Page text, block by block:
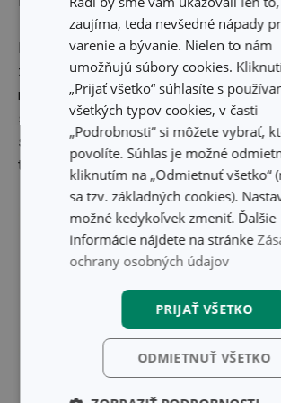
Poďakovanie za ocenenie patrí
zákazníkom, ktorých vernosť a čoraz
neustále posúvajú vpred a sme radi, že aj
si udržali ich náklonnosť. Veľkú zásluhu na
samozrejme aj celý tím eshopu TESCOMA
tescomáci, bez ktorých by tento úspech
zaujíma, teda nevšedné nápady
varenie a bývanie. Nielen to nám
umožňujú súbory cookies.
„Prijať všetko“ súhlasíte s
všetkých typov cookies, v časti
„Podrobnosti“ si môžete vybrať,
povolíte. Súhlas je možné
kliknutím na „Odmietnuť všetko“
sa tzv. základných cookies).
možné kedykoľvek zmeniť. Ďalšie
informácie nájdete na stránke
ochrany osobných údajov
PRIJAŤ VŠETKO
ODMIETNUŤ VŠETKO